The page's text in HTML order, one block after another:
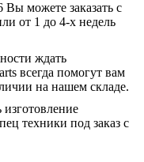
Вы можете заказать с
от 1 до 4-х недель
ждать
всегда помогут вам
на нашем складе.
техники под заказ с